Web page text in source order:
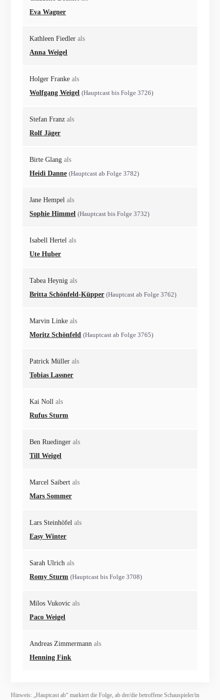
Eva Wagner
Kathleen Fiedler als
Anna Weigel
Holger Franke als
Wolfgang Weigel (Hauptcast bis Folge 3726)
Stefan Franz als
Rolf Jäger
Birte Glang als
Heidi Danne (Hauptcast ab Folge 3782)
Jane Hempel als
Sophie Himmel (Hauptcast bis Folge 3732)
Isabell Hertel als
Ute Huber
Tabea Heynig als
Britta Schönfeld-Küpper (Hauptcast ab Folge 3762)
Marvin Linke als
Moritz Schönfeld (Hauptcast ab Folge 3765)
Patrick Müller als
Tobias Lassner
Kai Noll als
Rufus Sturm
Ben Ruedinger als
Till Weigel
Marcel Saibert als
Mars Sommer
Lars Steinhöfel als
Easy Winter
Sarah Ulrich als
Romy Sturm (Hauptcast bis Folge 3708)
Milos Vukovic als
Paco Weigel
Andreas Zimmermann als
Henning Fink
Hinweis: „Hauptcast ab“ markiert die Folge, ab der/die betroffene Schauspieler/in